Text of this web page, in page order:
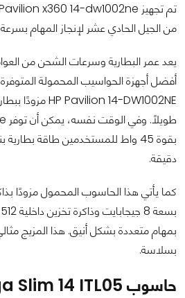
من الجيل الحادي عشر لإنجاز المهام
يعد عمر البطارية وسرعات الشحن من
أفضل أجهزة الحواسيب المحمولة
دقيقة.
بمهام متعددة بشكل أنيق. هذا المزيج
بسلاسة.
حاسوب Lenovo Yoga Slim 14 ITL05